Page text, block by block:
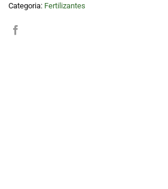
Categoria: Fertilizantes